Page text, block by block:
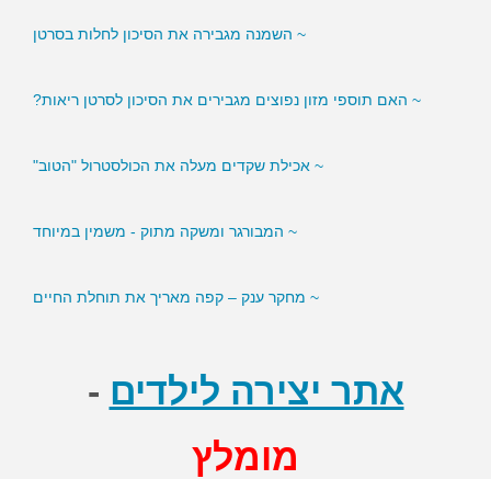
~ השמנה מגבירה את הסיכון לחלות בסרטן
~ האם תוספי מזון נפוצים מגבירים את הסיכון לסרטן ריאות?
~ אכילת שקדים מעלה את הכולסטרול "הטוב"
~ מחקר ענק – קפה מאריך את תוחלת החיים
אתר יצירה לילדים -
מומלץ